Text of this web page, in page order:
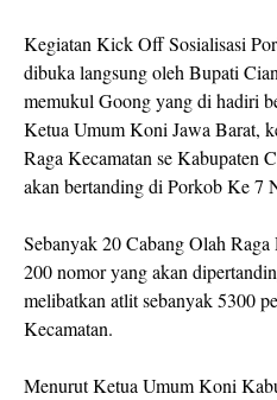
Kegiatan Kick Off Sosialisasi
dibuka langsung oleh Bupati
memukul Goong yang di hadiri
Ketua Umum Koni Jawa Barat,
Raga Kecamatan se Kabupaten
akan bertanding di Porkob Ke 7
Sebanyak 20 Cabang Olah
200 nomor yang akan
melibatkan atlit sebanyak 5300
Kecamatan.
Menurut Ketua Umum Koni